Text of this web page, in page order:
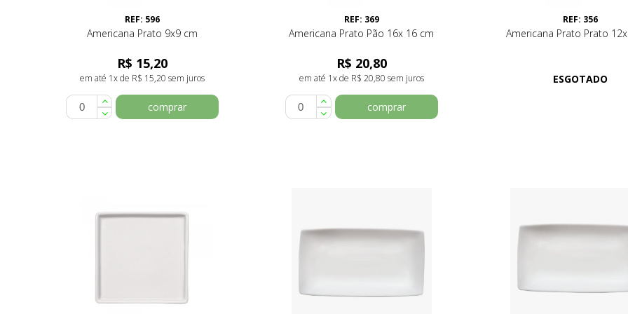
REF: 596
Americana Prato 9x9 cm
R$ 15,20
em até 1x de R$ 15,20 sem juros
comprar
REF: 369
Americana Prato Pão 16x 16 cm
R$ 20,80
em até 1x de R$ 20,80 sem juros
comprar
REF: 356
Americana Prato Prato
ESGOTADO